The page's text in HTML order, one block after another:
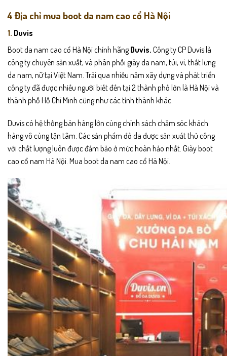
4 Địa chỉ mua boot da nam cao cổ Hà Nội
1. Duvis
Boot da nam cao cổ Hà Nội chính hãngDuvis. Công ty CP Duvis là
công ty chuyên sản xuất, và phân phối giày da nam, túi, ví, thắt lưng
da nam, nữ tại Việt Nam. Trải qua nhiều năm xây dựng và phát triển
công ty đã được nhiều người biết đến tại 2 thành phố lớn là Hà Nội và
thành phố Hồ Chí Minh cũng như các tỉnh thành khác.
Duvis có hệ thống bán hàng lớn cùng chính sách chăm sóc khách
hàng vô cùng tận tâm. Các sản phẩm đồ da được sản xuất thủ công
với chất lượng luôn được đảm bảo ở mức hoàn hảo nhất. Giày boot
cao cổ nam Hà Nội. Mua boot da nam cao cổ Hà Nội.